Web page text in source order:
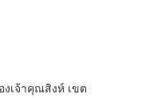
เจ้าคุณสิงห์ เขต